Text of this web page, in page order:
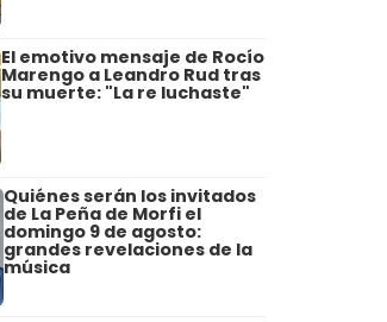
El emotivo mensaje de Rocío
Marengo a Leandro Rud tras
su muerte: "La re luchaste"
Quiénes serán los invitados
de La Peña de Morfi el
domingo 9 de agosto:
grandes revelaciones de la
música